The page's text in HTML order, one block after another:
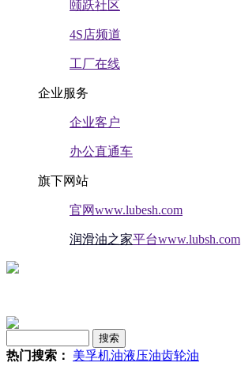
颐跃社区
4S店频道
工厂在线
企业服务
企业客户
办公直通车
旗下网站
官网www.lubesh.com
润滑油之家平台www.lubsh.com
热门搜索： 美孚机油液压油齿轮油